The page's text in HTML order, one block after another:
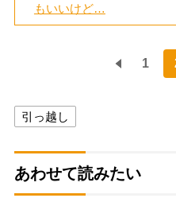
もいいけど…
1
引っ越し
あわせて読みたい